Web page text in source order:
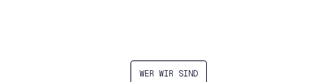
WER WIR SIND